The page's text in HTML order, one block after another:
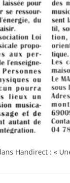
Handirect : «